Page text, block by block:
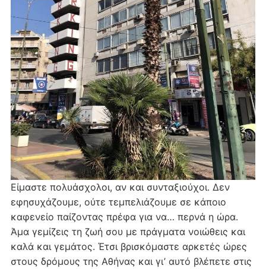
Είμαστε πολυάσχολοι, αν και συνταξιούχοι. Δεν
εφησυχάζουμε, ούτε τεμπελιάζουμε σε κάποιο
καφενείο παίζοντας πρέφα για να… περνά η ώρα.
Άμα γεμίζεις τη ζωή σου με πράγματα νοιώθεις και
καλά και γεμάτος. Έτσι βρισκόμαστε αρκετές ώρες
στους δρόμους της Αθήνας και γι’ αυτό βλέπετε στις